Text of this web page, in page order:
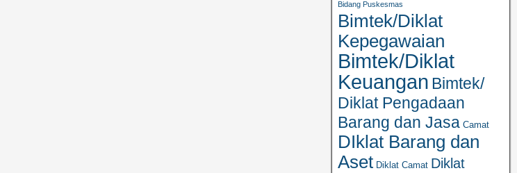
Bidang Puskesmas
Bimtek/Diklat
Kepegawaian
Bimtek/Diklat
Keuangan Bimtek/
Diklat Pengadaan
Barang dan Jasa Camat
DIklat Barang dan
Aset Diklat Camat Diklat